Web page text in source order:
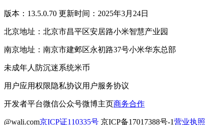
版本：13.5.0.70 更新时间：2025年3月24日
北京地址：北京市昌平区安居路小米智慧产业园
南京地址：南京市建邺区永初路37号小米华东总部
未成年人防沉迷系统米币
用户应用权限隐私协议用户服务协议
开发者平台微信公众号微博主页商务合作
@wali.com京ICP证110335号 京ICP备17017388号-1营业执照